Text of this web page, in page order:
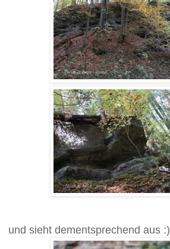
und sieht dementsprechend aus :)